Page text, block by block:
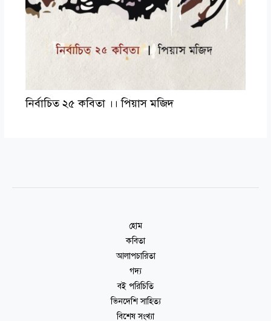
নির্বাচিত ২৫ কবিতা ।। পিয়াস মজিদ
হোম
কবিতা
আলাপচারিতা
গদ্য
বই পরিচিতি
ভিনদেশি সাহিত্য
বিশেষ সংখ্যা